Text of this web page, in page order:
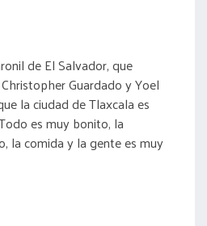
de El Salvador, que
Guardado y Yoel
la ciudad de Tlaxcala es
es muy bonito, la
la comida y la gente es muy